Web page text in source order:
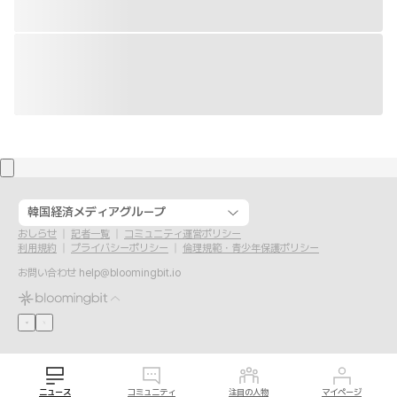
韓国経済メディアグループ
おしらせ 記者一覧
コミュニティ運営ポリシー
利用規約
プライバシーポリシー
倫理規範・青少年保護ポリシー
お問い合わせ help@bloomingbit.io
ニュース コミュニティ 注目の人物 マイページ